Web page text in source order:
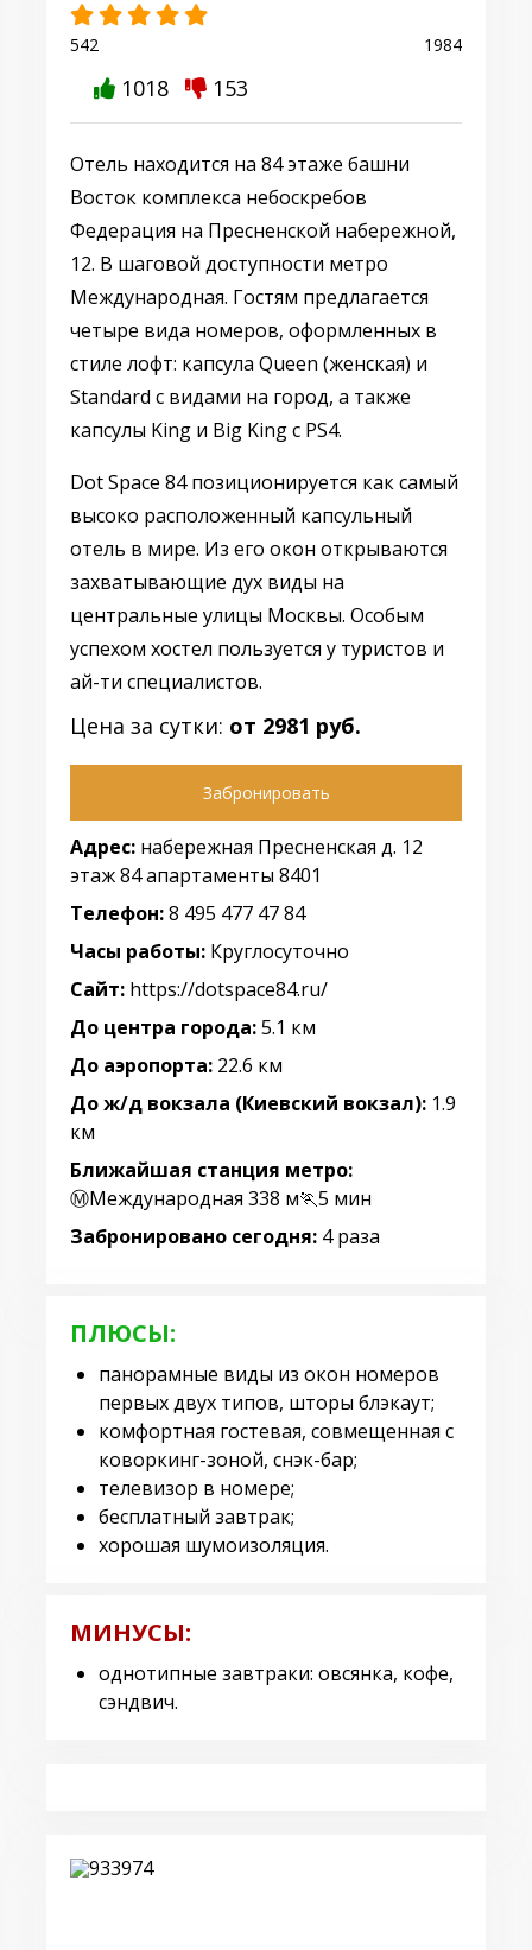
542 1984
1018 153
Отель находится на 84 этаже башни
Восток комплекса небоскребов
Федерация на Пресненской набережной,
12. В шаговой доступности метро
Международная. Гостям предлагается
четыре вида номеров, оформленных в
стиле лофт: капсула Queen (женская) и
Standard с видами на город, а также
капсулы King и Big King с PS4.
Dot Space 84 позиционируется как самый
высоко расположенный капсульный
отель в мире. Из его окон открываются
захватывающие дух виды на
центральные улицы Москвы. Особым
успехом хостел пользуется у туристов и
ай-ти специалистов.
Цена за сутки: от 2981 руб.
Забронировать
Адрес: набережная Пресненская д. 12
этаж 84 апартаменты 8401
Телефон:8 495 477 47 84
Часы работы: Круглосуточно
Сайт: https://dotspace84.ru/
До центра города:5.1 км
До аэропорта: 22.6 км
До ж/д вокзала (Киевский вокзал): 1.9
км
Ближайшая станция метро:
Ⓜ️Международная 338 м🏃5 мин
Забронировано сегодня: 4 раза
ПЛЮСЫ:
панорамные виды из окон номеров
первых двух типов, шторы блэкаут;
комфортная гостевая, совмещенная с
коворкинг-зоной, снэк-бар;
телевизор в номере;
бесплатный завтрак;
хорошая шумоизоляция.
МИНУСЫ:
однотипные завтраки: овсянка, кофе,
сэндвич.